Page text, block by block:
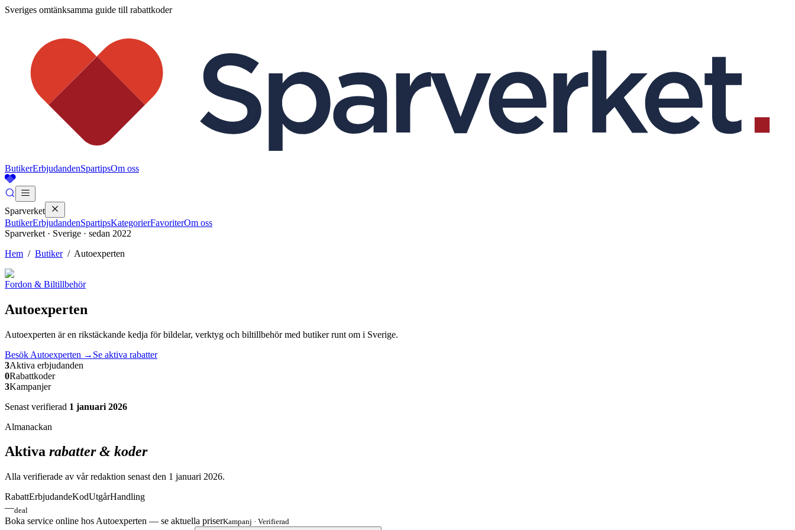
Sveriges omtänksamma guide till rabattkoder
ButikerErbjudandenSpartipsOm oss
Sparverket
ButikerErbjudandenSpartipsKategorierFavoriterOm oss
Sparverket · Sverige · sedan 2022
Hem / Butiker/ Autoexperten
Fordon & Biltillbehör
Autoexperten
Autoexperten är en rikstäckande kedja för bildelar, verktyg och biltillbehör med butiker runt om i Sverige.
Besök Autoexperten → Se aktiva rabatter
3Aktiva erbjudanden
0Rabattkoder
3Kampanjer
Senast verifierad 1 januari 2026
Almanackan
Aktiva rabatter & koder
Alla verifierade av vår redaktion senast den 1 januari 2026.
RabattErbjudandeKodUtgårHandling
—deal
Boka service online hos Autoexperten — se aktuella priserKampanj · Verifierad